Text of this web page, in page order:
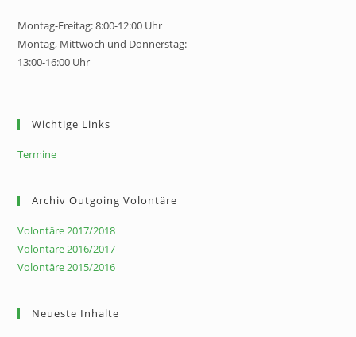
Montag-Freitag: 8:00-12:00 Uhr
Montag, Mittwoch und Donnerstag:
13:00-16:00 Uhr
Wichtige Links
Termine
Archiv Outgoing Volontäre
Volontäre 2017/2018
Volontäre 2016/2017
Volontäre 2015/2016
Neueste Inhalte